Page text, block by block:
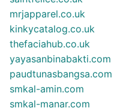
mrjapparel.co.uk
kinkycatalog.co.uk
thefaciahub.co.uk
yayasanbinabakti.com
paudtunasbangsa.com
smkal-amin.com
smkal-manar.com